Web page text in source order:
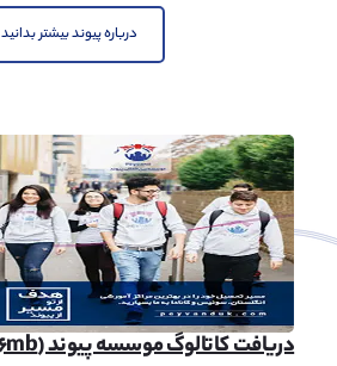
درباره پیوند بیشتر بدانید
دریافت کاتالوگ موسسه پیوند (۲۶mb)